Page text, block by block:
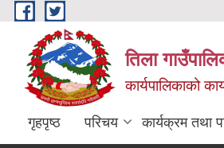
Skip to main content
तिला
कार्यपालिकाको
गृहपृष्ठ परिचय कार्यक्रम तथा